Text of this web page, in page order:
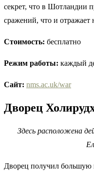
секрет, что в Шотландии
сражений, что и
Стоимость: бесплатно
Режим работы: каждый
Сайт: nms.ac.uk/war
Дворец
Здесь расположена
Дворец получил большую